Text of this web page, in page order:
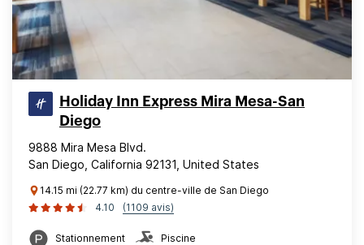
Holiday Inn Express Mira Mesa-San
Diego
9888 Mira Mesa Blvd.
San Diego, California 92131, United States
14.15 mi (22.77 km) du centre-ville de San Diego
4.10
(1109 avis)
Stationnement Piscine